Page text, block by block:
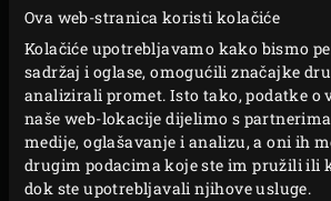
Ova web-stranica koristi kolačiće
Kolačiće upotrebljavamo kako bismo
sadržaj i oglase, omogućili značajke
analizirali promet. Isto tako, podatke o
naše web-lokacije dijelimo s
medije, oglašavanje i analizu, a oni ih
drugim podacima koje ste im pružili ili
dok ste upotrebljavali njihove usluge.
Ako želite izvući maksimum iz svog
mogao biti savršeni izbor za Vas.
model s najviše dodataka, čineći
pogađate, Large. Neće proći puno
organizirate spontanu Big Green Egg